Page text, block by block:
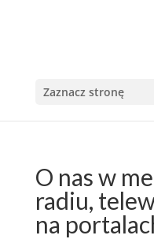
Zaznacz stronę
O nas w
radiu,
na